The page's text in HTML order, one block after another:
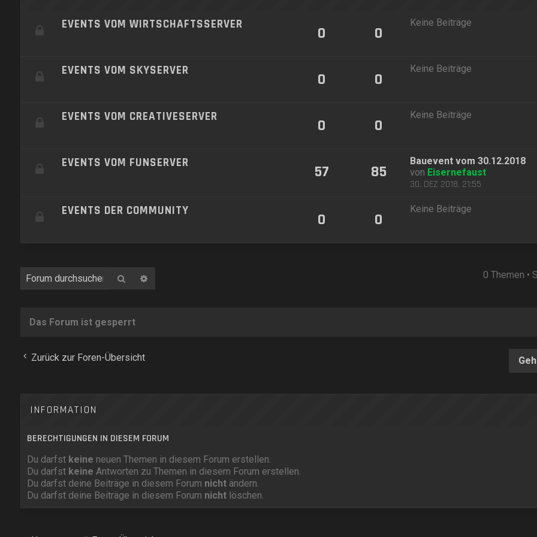
EVENTS VOM WIRTSCHAFTSSERVER 0 0
Keine Beiträge
EVENTS VOM SKYSERVER 0 0
Keine Beiträge
EVENTS VOM CREATIVESERVER 0 0
Keine Beiträge
EVENTS VOM FUNSERVER 57 85
Bauevent vom 30.12.2018
von Eisernefaust
30. DEZ 2018, 21:55
EVENTS DER COMMUNITY 0 0
Keine Beiträge
Suche 0 Themen •
Das Forum ist gesperrt
Zurück zur Foren-Übersicht
INFORMATION
BERECHTIGUNGEN IN DIESEM FORUM
Du darfst keine neuen Themen in diesem Forum erstellen.
Du darfst keine Antworten zu Themen in diesem Forum erstellen.
Du darfst deine Beiträge in diesem Forum nichtändern.
Du darfst deine Beiträge in diesem Forum nichtlöschen.